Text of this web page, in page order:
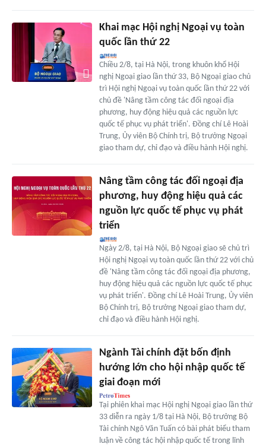
Khai mạc Hội nghị Ngoại vụ toàn
quốc lần thứ 22
Chiều 2/8, tại Hà Nội, trong khuôn khổ Hội
nghị Ngoại giao lần thứ 33, Bộ Ngoại giao chủ
trì Hội nghị Ngoại vụ toàn quốc lần thứ 22 với
chủ đề 'Nâng tầm công tác đối ngoại địa
phương, huy động hiệu quả các nguồn lực
quốc tế phục vụ phát triển'. Đồng chí Lê Hoài
Trung, Ủy viên Bộ Chính trị, Bộ trưởng Ngoại
giao tham dự, chỉ đạo và điều hành Hội nghị.
Nâng tầm công tác đối ngoại địa
phương, huy động hiệu quả các
nguồn lực quốc tế phục vụ phát
triển
Ngày 2/8, tại Hà Nội, Bộ Ngoại giao sẽ chủ trì
Hội nghị Ngoại vụ toàn quốc lần thứ 22 với chủ
đề 'Nâng tầm công tác đối ngoại địa phương,
huy động hiệu quả các nguồn lực quốc tế phục
vụ phát triển'. Đồng chí Lê Hoài Trung, Ủy viên
Bộ Chính trị, Bộ trưởng Ngoại giao tham dự,
chỉ đạo và điều hành Hội nghị.
Ngành Tài chính đặt bốn định
hướng lớn cho hội nhập quốc tế
giai đoạn mới
Tại phiên khai mạc Hội nghị Ngoại giao lần thứ
33 diễn ra ngày 1/8 tại Hà Nội, Bộ trưởng Bộ
Tài chính Ngô Văn Tuấn có bài phát biểu tham
luận về công tác hội nhập quốc tế trong lĩnh